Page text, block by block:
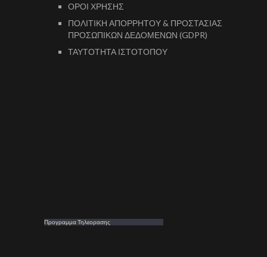
ΟΡΟΙ ΧΡΗΣΗΣ
ΠΟΛΙΤΙΚΗ ΑΠΟΡΡΗΤΟΥ & ΠΡΟΣΤΑΣΙΑΣ
ΠΡΟΣΩΠΙΚΩΝ ΔΕΔΟΜΕΝΩΝ (GDPR)
ΤΑΥΤΟΤΗΤΑ ΙΣΤΟΤΟΠΟΥ
Προγραμμα Τηλεορασης